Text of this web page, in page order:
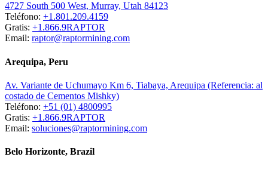
4727 South 500 West, Murray, Utah 84123
Teléfono: +1.801.209.4159
Gratis: +1.866.9RAPTOR
Email: raptor@raptormining.com
Arequipa, Peru
Av. Variante de Uchumayo Km 6, Tiabaya, Arequipa (Referencia: al
costado de Cementos Mishky)
Teléfono: +51 (01) 4800995
Gratis: +1.866.9RAPTOR
Email: soluciones@raptormining.com
Belo Horizonte, Brazil